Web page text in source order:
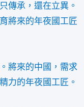
傳承，還在立異。
將來的年夜國工匠
將來的中國，需求
力的年夜國工匠。